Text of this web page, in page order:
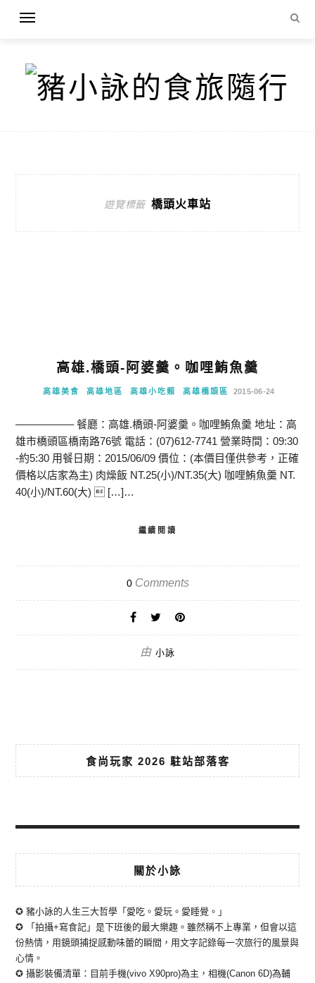
遊覽標籤 橋頭火車站
高雄.橋頭-阿婆羹。咖哩鮪魚羹
高雄美食 高雄地區 高雄小吃類 高雄橋頭區 2015-06-24
—————– 餐廳：高雄.橋頭-阿婆羹。咖哩鮪魚羹 地址：高
雄市橋頭區橋南路76號 電話：(07)612-7741 營業時間：09:30
-約5:30 用餐日期：2015/06/09 價位：(本價目僅供參考，正確
價格以店家為主) 肉燥飯 NT.25(小)/NT.35(大) 咖哩鮪魚羹 NT.
40(小)/NT.60(大)  […]…
繼續閱讀
0Comments
由 小詠
食尚玩家 2026 駐站部落客
關於小詠
✪ 豬小詠的人生三大哲學「愛吃。愛玩。愛睡覺。」
✪ 「拍攝+寫食記」是下班後的最大樂趣。雖然稱不上專業，但會以這
份熱情，用鏡頭捕捉感動味蕾的瞬間，用文字記錄每一次旅行的風景與
心情。
✪ 攝影裝備清單：目前手機(vivo X90pro)為主，相機(Canon 6D)為輔